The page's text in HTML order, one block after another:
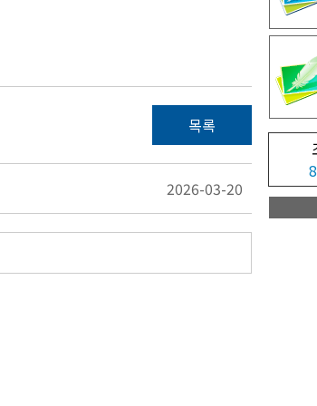
목록
2026-03-20